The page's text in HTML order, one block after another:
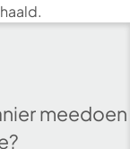
meedoen